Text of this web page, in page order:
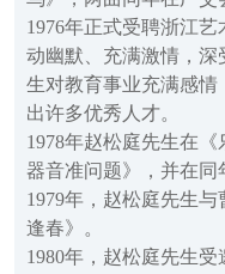
1976年正式受聘浙江
动幽默、充满激情，
生对教育事业充满感
出许多优秀人才。
1978年赵松庭先生在
器音准问题》，并在同
1979年，赵松庭先生
逢春》。
1980年，赵松庭先生